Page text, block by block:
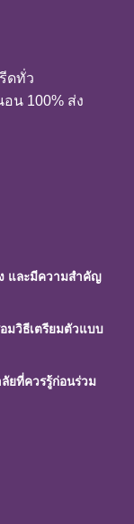
ดทั่ว
น 100% ส่ง
และมีความสำคัญ
มวิธีเตรียมตัวแบบ
ยที่ควรรู้ก่อนร่วม